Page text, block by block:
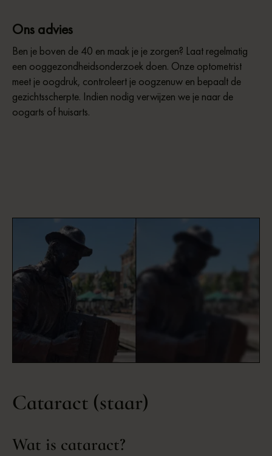
Ons advies
Ben je boven de 40 en maak je je zorgen? Laat regelmatig
een ooggezondheidsonderzoek doen. Onze optometrist
meet je oogdruk, controleert je oogzenuw en bepaalt de
gezichtsscherpte. Indien nodig verwijzen we je naar de
oogarts of huisarts.
Cataract (staar)
Wat is cataract?